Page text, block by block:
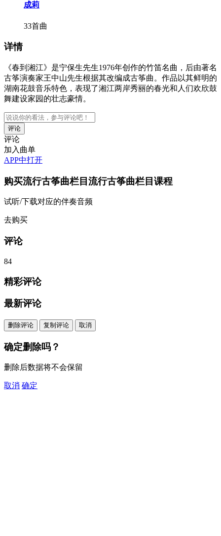
成莉
33首曲
详情
《春到湘江》是宁保生先生1976年创作的竹笛名曲，后由著名
古筝演奏家王中山先生根据其改编成古筝曲。作品以其鲜明的
湖南花鼓音乐特色，表现了湘江两岸秀丽的春光和人们欢欣鼓
舞建设家园的壮志豪情。
评论
加入曲单
APP中打开
购买流行古筝曲栏目流行古筝曲栏目 课程
试听/下载对应的伴奏音频
去购买
评论
84
精彩评论
最新评论
删除评论 复制评论 取消
确定删除吗？
删除后数据将不会保留
取消 确定